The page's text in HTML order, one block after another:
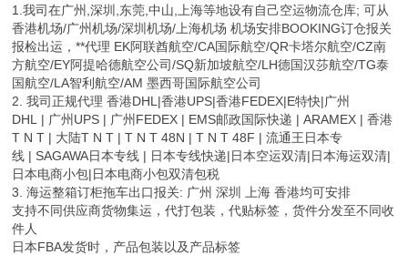
1.我司在广州,深圳,东莞,中山,上海等地设有自己空运物流仓库; 可从
香港机场/广州机场/深圳机场/上海机场 机场安排BOOKING订仓报关
报检出运，**代理 EK阿联酋航空/CA国际航空/QR卡塔尔航空/CZ南
方航空/EY阿提哈德航空公司/SQ新加坡航空/LH德国汉莎航空/TG泰
国航空/LA智利航空/AM 墨西哥国际航空公司
2. 我司正规代理 香港DHL|香港UPS|香港FEDEX|E特快|广州
DHL | 广州UPS | 广州FEDEX | EMS邮政国际快递 | ARAMEX | 香港
T N T | 大陆T N T | T N T 48N | T N T 48F | 流通王日本专
线 | SAGAWA日本专线 | 日本专线快递|日本空运双清|日本海运双清|
日本电商小包|日本电商小包双清包税
3. 海运整箱订柜拖车出口报关: 广州 深圳 上海 香港均可安排
支持不同供应商货物集运，代打包装，代贴标签，货件分发至不同收
件人
日本FBA发货时，产品包装以及产品标签